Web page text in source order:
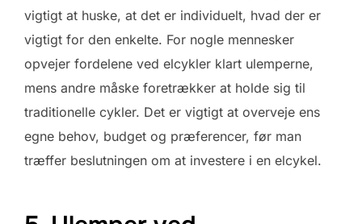
vigtigt at huske, at det er individuelt, hvad der er
vigtigt for den enkelte. For nogle mennesker
opvejer fordelene ved elcykler klart ulemperne,
mens andre måske foretrækker at holde sig til
traditionelle cykler. Det er vigtigt at overveje ens
egne behov, budget og præferencer, før man
træffer beslutningen om at investere i en elcykel.